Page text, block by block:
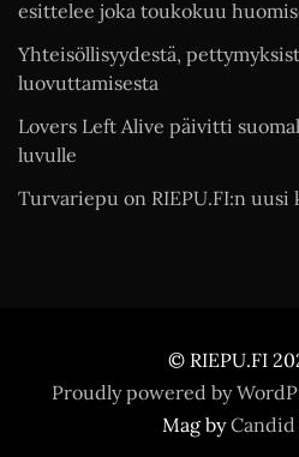
esittelee joka toukokuu
Yhteisöllisyydestä,
luovuttamisesta
Lovers Left Alive päivitti
luvulle
Turvariepu on RIEPU.FI:n
© RIEPU.FI
Proudly powered by
Mag byCandid